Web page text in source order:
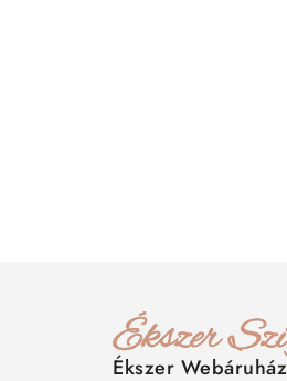
Ékszer Webáruház